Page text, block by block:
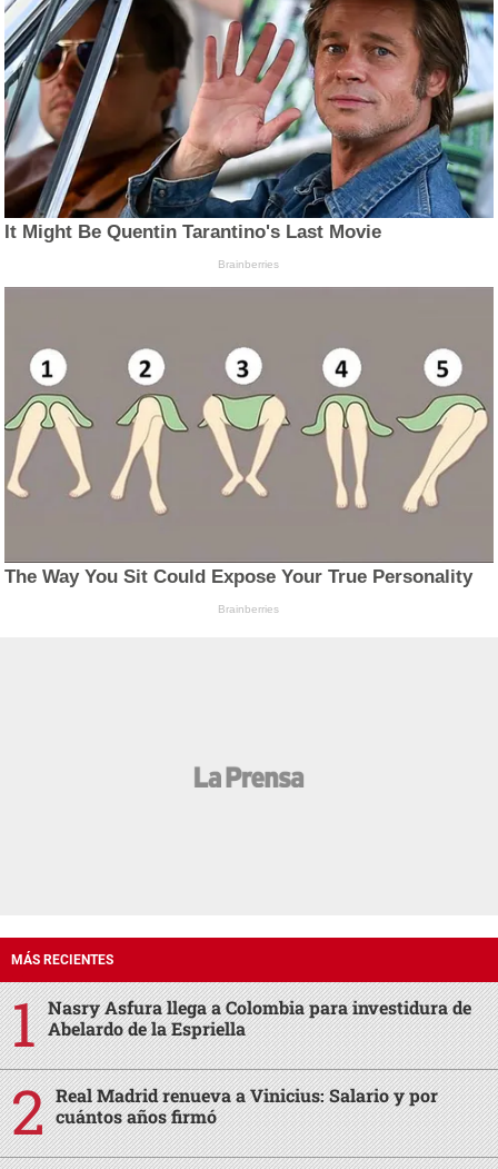
It Might Be Quentin Tarantino's Last Movie
Brainberries
The Way You Sit Could Expose Your True Personality
Brainberries
MÁS RECIENTES
Nasry Asfura llega a Colombia para investidura de
Abelardo de la Espriella
Real Madrid renueva a Vinicius: Salario y por
cuántos años firmó